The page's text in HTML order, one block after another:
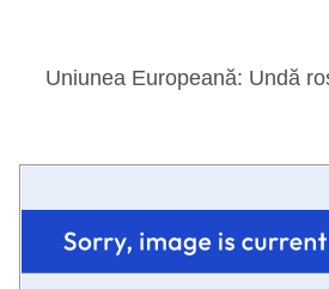
Uniunea Europeană: Undă